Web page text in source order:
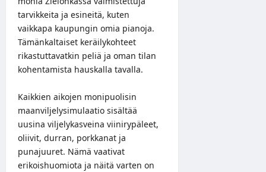
tarvikkeita ja esineitä, kuten
vaikkapa kaupungin omia pianoja.
Tämänkaltaiset keräilykohteet
rikastuttavatkin peliä ja oman tilan
kohentamista hauskalla tavalla.
Kaikkien aikojen monipuolisin
maanviljelysimulaatio sisältää
uusina viljelykasveina viinirypäleet,
oliivit, durran, porkkanat ja
punajuuret. Nämä vaativat
erikoishuomiota ja näitä varten on